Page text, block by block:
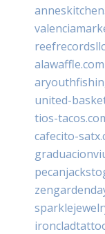
alawaffle.com
united-
tios-
cafecito-